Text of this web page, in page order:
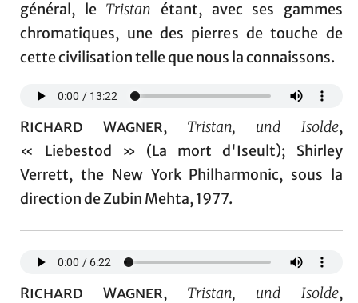
général, le Tristan étant, avec ses gammes
chromatiques, une des pierres de touche de
cette civilisation telle que nous la connaissons.
Richard Wagner, Tristan, und Isolde,
« Liebestod » (La mort d'Iseult); Shirley
Verrett, the New York Philharmonic, sous la
direction de Zubin Mehta, 1977.
Richard Wagner, Tristan, und Isolde,